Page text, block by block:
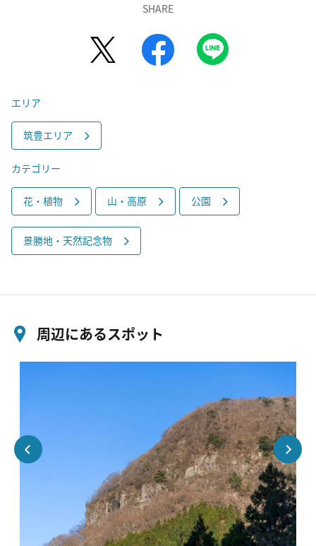
SHARE
エリア
筑豊エリア
カテゴリー
花・植物 山・高原 公園
景勝地・天然記念物
周辺にあるスポット